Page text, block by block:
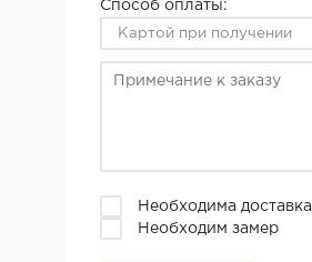
Способ оплаты:
Необходима доставка
Необходим замер